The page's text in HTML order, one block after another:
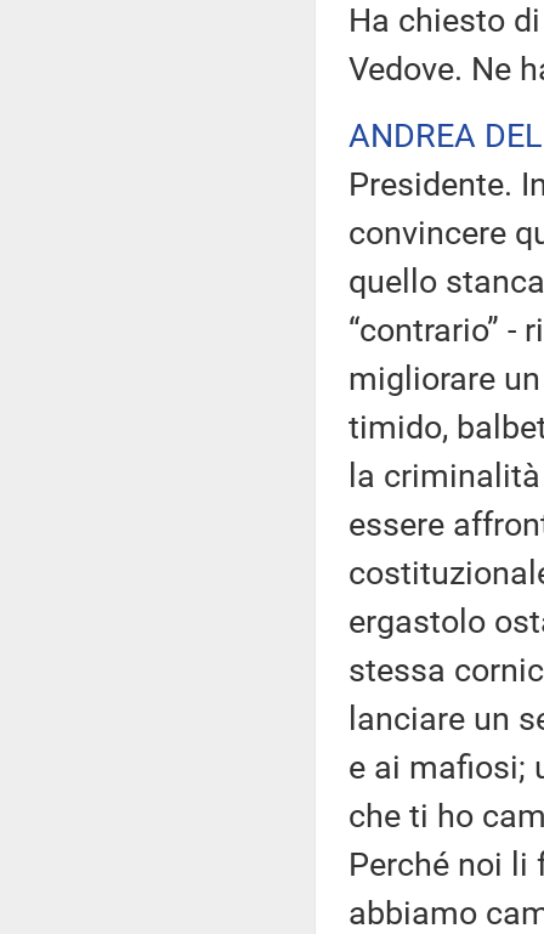
Ha chiesto
Vedove. Ne
ANDREA
Presidente.
convincere
quello
“contrario” -
migliorare
timido,
la
essere
ergastolo
stessa
lanciare un
e ai mafiosi;
che ti ho
Perché noi li
abbiamo